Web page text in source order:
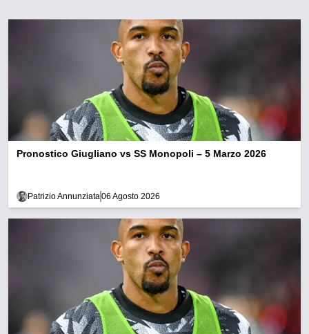
Pronostico Giugliano vs SS Monopoli – 5 Marzo 2026
Patrizio Annunziata 06 Agosto 2026